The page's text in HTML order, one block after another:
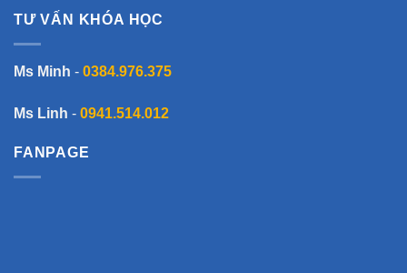
TƯ VẤN KHÓA HỌC
Ms Minh - 0384.976.375
Ms Linh - 0941.514.012
FANPAGE